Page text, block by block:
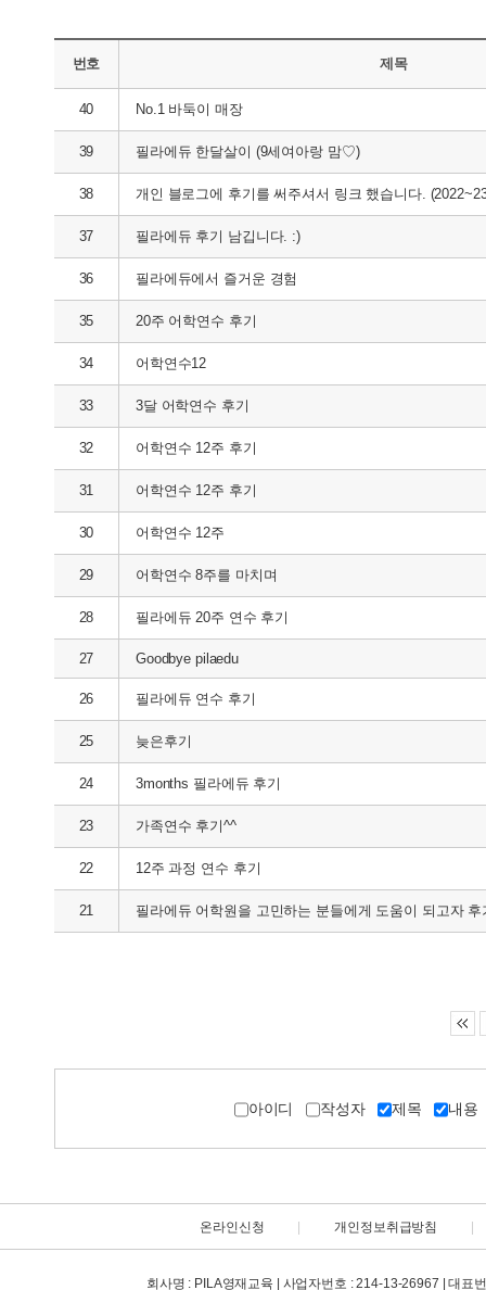
번호 제목
40 No.1 바둑이 매장
39 필라에듀 한달살이 (9세여아랑 맘♡)
38 개인 블로그에 후기를 써주셔서 링크 했습니다.
37 필라에듀 후기 남깁니다. :)
36 필라에듀에서 즐거운 경험
35 20주 어학연수 후기
34 어학연수12
33 3달 어학연수 후기
32 어학연수 12주 후기
31 어학연수 12주 후기
30 어학연수 12주
29 어학연수 8주를 마치며
28 필라에듀 20주 연수 후기
27 Goodbye pilaedu
26 필라에듀 연수 후기
25 늦은후기
24 3months 필라에듀 후기
23 가족연수 후기^^
22 12주 과정 연수 후기
21 필라에듀 어학원을 고민하는 분들에게 도움이 되고자 후
아이디 작성자 제목 내
온라인신청 개인정보취급방침
회사명 : PILA영재교육 | 사업자번호 : 214-13-26967 | 대